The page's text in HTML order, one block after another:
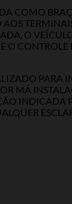
COMO
AOS
O
O CONTROLE
MÁ
INDICADA